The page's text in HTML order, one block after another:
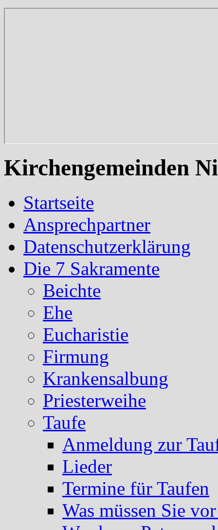
Kirchengemeinden
Startseite
Ansprechpartner
Datenschutzerklärung
Die 7 Sakramente
Beichte
Ehe
Eucharistie
Firmung
Krankensalbung
Priesterweihe
Taufe
Anmeldung zur
Lieder
Termine für Taufen
Was müssen Sie